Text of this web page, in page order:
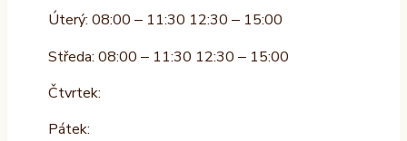
Úterý: 08:00 – 11:30 12:30 – 15:00
Středa: 08:00 – 11:30 12:30 – 15:00
Čtvrtek:
Pátek: